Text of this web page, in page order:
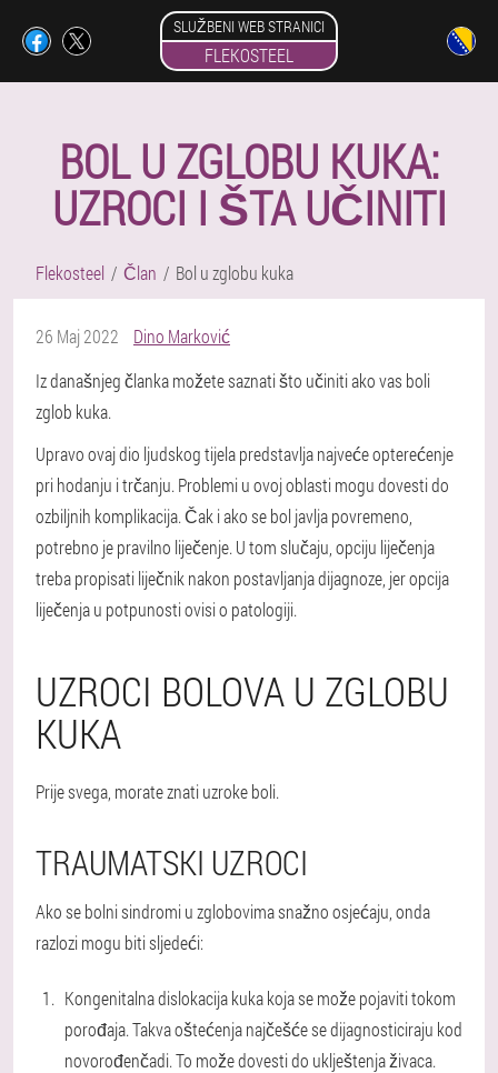
SLUŽBENI WEB STRANICI
FLEKOSTEEL
BOL U ZGLOBU KUKA:
UZROCI I ŠTA UČINITI
Flekosteel Član Bol u zglobu kuka
26 Maj 2022
Dino Marković
Iz današnjeg članka možete saznati što učiniti ako vas boli
zglob kuka.
Upravo ovaj dio ljudskog tijela predstavlja najveće opterećenje
pri hodanju i trčanju. Problemi u ovoj oblasti mogu dovesti do
ozbiljnih komplikacija. Čak i ako se bol javlja povremeno,
potrebno je pravilno liječenje. U tom slučaju, opciju liječenja
treba propisati liječnik nakon postavljanja dijagnoze, jer opcija
liječenja u potpunosti ovisi o patologiji.
UZROCI BOLOVA U ZGLOBU
KUKA
Prije svega, morate znati uzroke boli.
TRAUMATSKI UZROCI
Ako se bolni sindromi u zglobovima snažno osjećaju, onda
razlozi mogu biti sljedeći:
Kongenitalna dislokacija kuka koja se može pojaviti tokom
porođaja. Takva oštećenja najčešće se dijagnosticiraju kod
novorođenčadi. To može dovesti do uklještenja živaca.